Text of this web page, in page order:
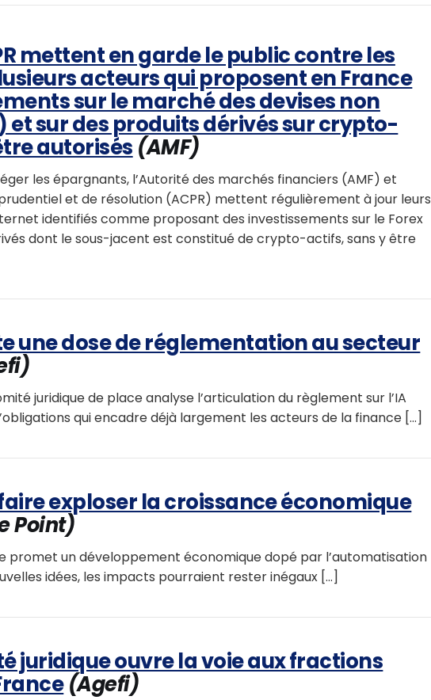
mettent en garde le public contre les
acteurs qui proposent en France
sur le marché des devises non
et sur des produits dérivés sur crypto-
autorisés (AMF)
les épargnants, l’Autorité des marchés financiers (AMF) et
et de résolution (ACPR) mettent régulièrement à jour leurs
identifiés comme proposant des investissements sur le Forex
dont le sous-jacent est constitué de crypto-actifs, sans y être
une dose de réglementation au secteur
juridique de place analyse l’articulation du règlement sur l’IA
qui encadre déjà largement les acteurs de la finance [...]
exploser la croissance économique
Point)
promet un développement économique dopé par l’automatisation
idées, les impacts pourraient rester inégaux [...]
juridique ouvre la voie aux fractions
(Agefi)